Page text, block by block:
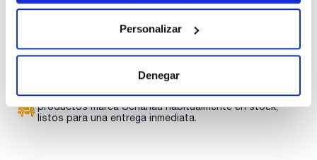
Personalizar
Denegar
descargas
descargas
descargas
Los productos marcados con esta imagen son
productos marca Scharlau habitualmente en stock,
listos para una entrega inmediata.